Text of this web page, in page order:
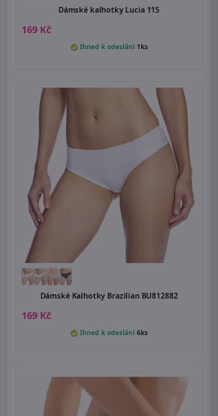
Dámské kalhotky Lucia 115
169 Kč
Ihned k odeslání 1ks
Dámské Kalhotky Brazilian BU812882
169 Kč
Ihned k odeslání6ks